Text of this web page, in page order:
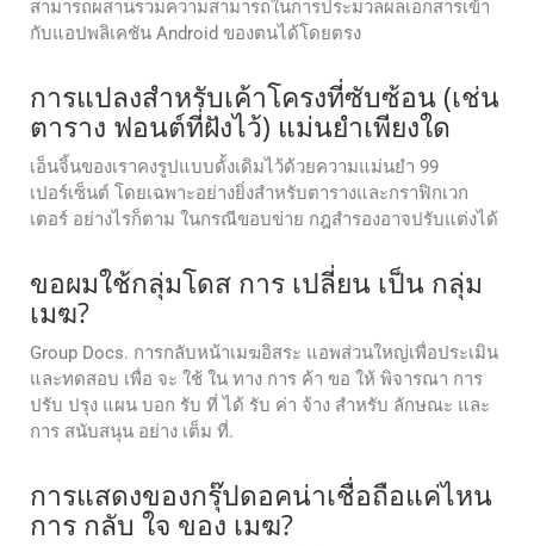
สามารถผสานรวมความสามารถในการประมวลผลเอกสารเข้า
กับแอปพลิเคชัน Android ของตนได้โดยตรง
การแปลงสำหรับเค้าโครงที่ซับซ้อน (เช่น
ตาราง ฟอนต์ที่ฝังไว้) แม่นยำเพียงใด
เอ็นจิ้นของเราคงรูปแบบดั้งเดิมไว้ด้วยความแม่นยำ 99
เปอร์เซ็นต์ โดยเฉพาะอย่างยิ่งสำหรับตารางและกราฟิกเวก
เตอร์ อย่างไรก็ตาม ในกรณีขอบข่าย กฎสำรองอาจปรับแต่งได้
ขอผมใช้กลุ่มโดส การ เปลี่ยน เป็น กลุ่ม
เมฆ?
Group Docs. การกลับหน้าเมฆอิสระ แอพส่วนใหญ่เพื่อประเมิน
และทดสอบ เพื่อ จะ ใช้ ใน ทาง การ ค้า ขอ ให้ พิจารณา การ
ปรับ ปรุง แผน บอก รับ ที่ ได้ รับ ค่า จ้าง สําหรับ ลักษณะ และ
การ สนับสนุน อย่าง เต็ม ที่.
การแสดงของกรุ๊ปดอคน่าเชื่อถือแค่ไหน
การ กลับ ใจ ของ เมฆ?